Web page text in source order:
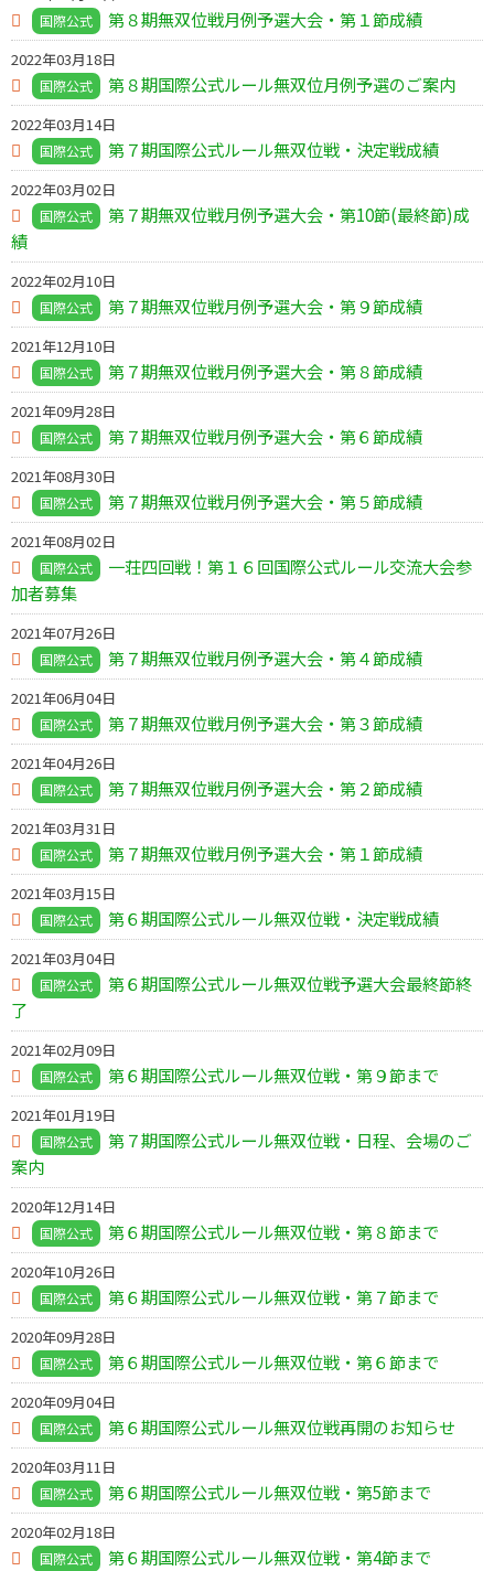
国際公式 第８期無双位戦月例予選大会・第１節成績
2022年03月18日
国際公式 第８期国際公式ルール無双位月例予選のご案内
2022年03月14日
国際公式 第７期国際公式ルール無双位戦・決定戦成績
2022年03月02日
国際公式
第７期無双位戦月例予選大会・第10節(最終節)成
績
2022年02月10日
国際公式 第７期無双位戦月例予選大会・第９節成績
2021年12月10日
国際公式 第７期無双位戦月例予選大会・第８節成績
2021年09月28日
国際公式 第７期無双位戦月例予選大会・第６節成績
2021年08月30日
国際公式 第７期無双位戦月例予選大会・第５節成績
2021年08月02日
国際公式
一荘四回戦！第１６回国際公式ルール交流大会参
加者募集
2021年07月26日
国際公式 第７期無双位戦月例予選大会・第４節成績
2021年06月04日
国際公式 第７期無双位戦月例予選大会・第３節成績
2021年04月26日
国際公式 第７期無双位戦月例予選大会・第２節成績
2021年03月31日
国際公式 第７期無双位戦月例予選大会・第１節成績
2021年03月15日
国際公式 第６期国際公式ルール無双位戦・決定戦成績
2021年03月04日
国際公式
第６期国際公式ルール無双位戦予選大会最終節終
了
2021年02月09日
国際公式 第６期国際公式ルール無双位戦・第９節まで
2021年01月19日
国際公式
第７期国際公式ルール無双位戦・日程、会場のご
案内
2020年12月14日
国際公式 第６期国際公式ルール無双位戦・第８節まで
2020年10月26日
国際公式 第６期国際公式ルール無双位戦・第７節まで
2020年09月28日
国際公式 第６期国際公式ルール無双位戦・第６節まで
2020年09月04日
国際公式 第６期国際公式ルール無双位戦再開のお知らせ
2020年03月11日
国際公式 第６期国際公式ルール無双位戦・第5節まで
2020年02月18日
国際公式 第６期国際公式ルール無双位戦・第4節まで